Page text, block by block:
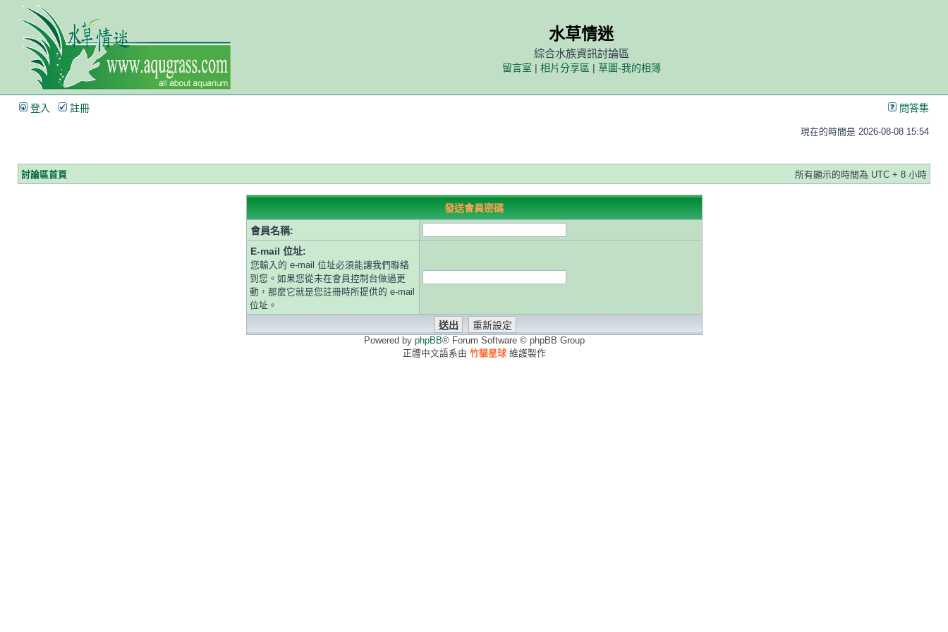
水草情迷
綜合水族資訊討論區
留言室 | 相片分享區 | 草圖-我的相簿
登入 註冊 問答集
現在的時間是 2026-08-08 15:54
討論區首頁 所有顯示的時間為 UTC + 8 小時
發送會員密碼
會員名稱:
E-mail 位址:
您輸入的 e-mail 位址必須能讓我們聯絡
到您。如果您從未在會員控制台做過更
動，那麼它就是您註冊時所提供的 e-mail
位址。
Powered by phpBB® Forum Software © phpBB Group
正體中文語系由 竹貓星球維護製作